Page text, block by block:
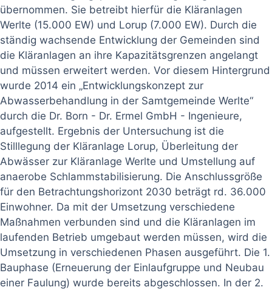
übernommen. Sie betreibt hierfür die Kläranlagen
Werlte (15.000 EW) und Lorup (7.000 EW). Durch die
ständig wachsende Entwicklung der Gemeinden sind
die Kläranlagen an ihre Kapazitätsgrenzen angelangt
und müssen erweitert werden. Vor diesem Hintergrund
wurde 2014 ein „Entwicklungskonzept zur
Abwasserbehandlung in der Samtgemeinde Werlte“
durch die Dr. Born - Dr. Ermel GmbH - Ingenieure,
aufgestellt. Ergebnis der Untersuchung ist die
Stilllegung der Kläranlage Lorup, Überleitung der
Abwässer zur Kläranlage Werlte und Umstellung auf
anaerobe Schlammstabilisierung. Die Anschlussgröße
für den Betrachtungshorizont 2030 beträgt rd. 36.000
Einwohner. Da mit der Umsetzung verschiedene
Maßnahmen verbunden sind und die Kläranlagen im
laufenden Betrieb umgebaut werden müssen, wird die
Umsetzung in verschiedenen Phasen ausgeführt. Die 1.
Bauphase (Erneuerung der Einlaufgruppe und Neubau
einer Faulung) wurde bereits abgeschlossen. In der 2.